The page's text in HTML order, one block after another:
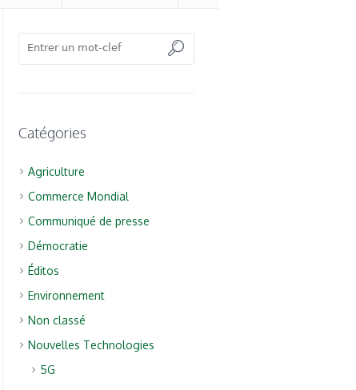
Catégories
Agriculture
Commerce Mondial
Communiqué de presse
Démocratie
Éditos
Environnement
Non classé
Nouvelles Technologies
5G